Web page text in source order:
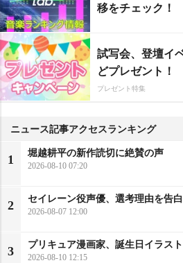
移をチェック！
試写会、登壇イ
どプレゼント！
プレゼント特集
ニュース記事アクセスランキング
1
堀越耕平の新作読切に絶賛の声
2026-08-10 07:20
2
セイレーン役声優、選考理由を告白
2026-08-07 12:00
3
プリキュア漫画家、誕生日イラスト
2026-08-10 12:15